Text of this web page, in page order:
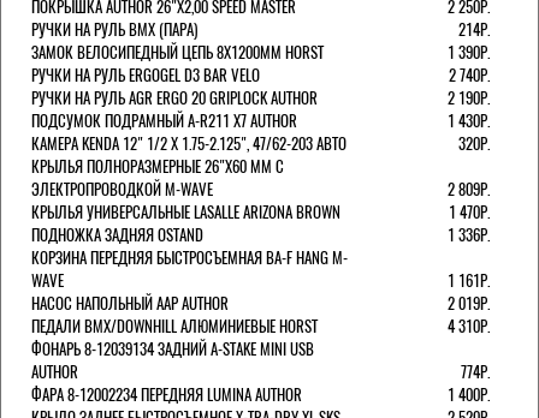
ПОКРЫШКА AUTHOR 26"Х2,00 SPEED MASTER
2 250Р.
РУЧКИ НА РУЛЬ BMX (ПАРА)
214Р.
ЗАМОК ВЕЛОCИПЕДНЫЙ ЦЕПЬ 8Х1200ММ HORST
1 390Р.
РУЧКИ НА РУЛЬ ERGOGEL D3 BAR VELO
2 740Р.
РУЧКИ НА РУЛЬ AGR ERGO 20 GRIPLOCK AUTHOR
2 190Р.
ПОДСУМОК ПОДРАМНЫЙ A-R211 X7 AUTHOR
1 430Р.
КАМЕРА KENDA 12" 1/2 Х 1.75-2.125", 47/62-203 АВТО
320Р.
КРЫЛЬЯ ПОЛНОРАЗМЕРНЫЕ 26"Х60 ММ С
ЭЛЕКТРОПРОВОДКОЙ M-WAVE
2 809Р.
КРЫЛЬЯ УНИВЕРСАЛЬНЫЕ LASALLE ARIZONA BROWN
1 470Р.
ПОДНОЖКА ЗАДНЯЯ OSTAND
1 336Р.
КОРЗИНА ПЕРЕДНЯЯ БЫСТРОСЪЕМНАЯ BA-F HANG M-
WAVE
1 161Р.
НАСОС НАПОЛЬНЫЙ AAP AUTHOR
2 019Р.
ПЕДАЛИ BMX/DOWNHILL АЛЮМИНИЕВЫЕ HORST
4 310Р.
ФОНАРЬ 8-12039134 ЗАДНИЙ A-STAKE MINI USB
AUTHOR
774Р.
ФАРА 8-12002234 ПЕРЕДНЯЯ LUMINA AUTHOR
1 400Р.